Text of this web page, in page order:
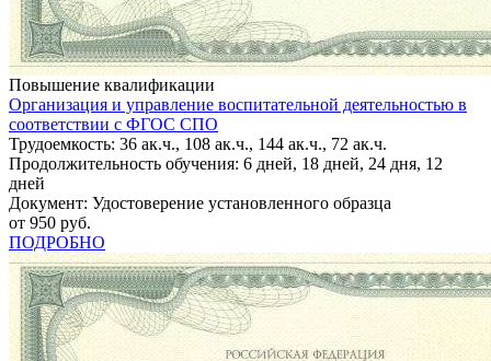
Повышение квалификации
Организация и управление воспитательной деятельностью в
соответствии с ФГОС СПО
Трудоемкость: 36 ак.ч., 108 ак.ч., 144 ак.ч., 72 ак.ч.
Продолжительность обучения: 6 дней, 18 дней, 24 дня, 12
дней
Документ: Удостоверение установленного образца
от 950 руб.
ПОДРОБНО